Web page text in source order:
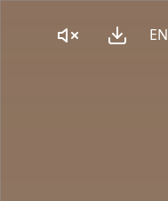
EN